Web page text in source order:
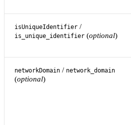
isUniqueIdentifier /
is_unique_identifier (optional)
networkDomain / network_domain
(optional)